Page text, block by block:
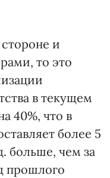
и
то это
в текущем
40%, что в
более 5
больше, чем за
прошлого